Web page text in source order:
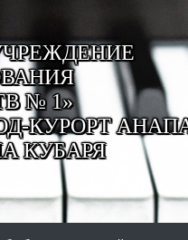
№ 1»
КУРОРТ
КУБАРЯ